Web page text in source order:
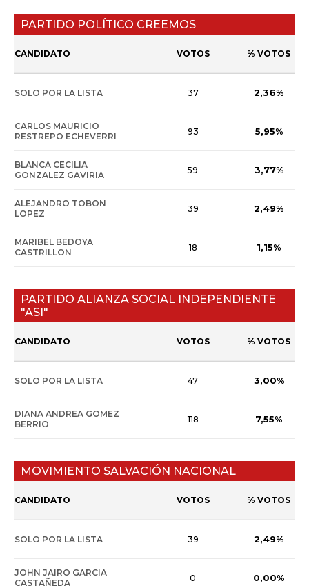
PARTIDO POLÍTICO CREEMOS
CANDIDATO VOTOS % VOTOS
SOLO POR LA LISTA 37 2,36%
CARLOS MAURICIO
RESTREPO ECHEVERRI
93 5,95%
BLANCA CECILIA
GONZALEZ GAVIRIA
59 3,77%
ALEJANDRO TOBON
LOPEZ
39 2,49%
MARIBEL BEDOYA
CASTRILLON
18 1,15%
PARTIDO ALIANZA SOCIAL INDEPENDIENTE
"ASI"
CANDIDATO VOTOS % VOTOS
SOLO POR LA LISTA 47 3,00%
DIANA ANDREA GOMEZ
BERRIO
118 7,55%
MOVIMIENTO SALVACIÓN NACIONAL
CANDIDATO VOTOS % VOTOS
SOLO POR LA LISTA 39 2,49%
JOHN JAIRO GARCIA
CASTAÑEDA
0 0,00%